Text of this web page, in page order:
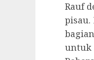
Rauf
untuk